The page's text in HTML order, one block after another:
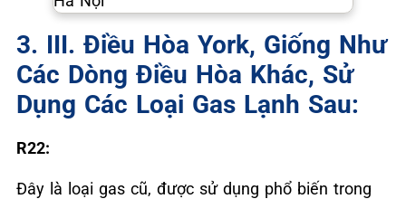
3. III. Điều Hòa York, Giống Như
Các Dòng Điều Hòa Khác, Sử
Dụng Các Loại Gas Lạnh Sau:
R22:
Đây là loại gas cũ, được sử dụng phổ biến trong